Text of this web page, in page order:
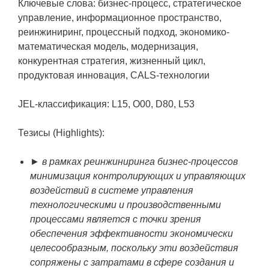
Ключевые слова: бизнес-процесс, стратегическое
управление, информационное пространство,
реинжиниринг, процессный подход, экономико-
математическая модель, модернизация,
конкурентная стратегия, жизненный цикл,
продуктовая инновация, CALS-технологии
JEL-классификация: L15, O00, D80, L53
Тезисы (Highlights):
► в рамках реинжиниринга бизнес-процессов
минимизация контролирующих и управляющих
воздействий в системе управления
технологическими и производственными
процессами является с точки зрения
обеспечения эффективности экономически
целесообразным, поскольку эти воздействия
сопряжены с затратами в сфере создания и